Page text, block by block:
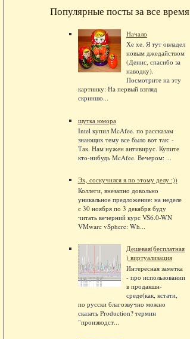
Популярные посты за все время
Начало
Хе хе. Я тут овладел
новым джедайством
(Денис, спасибо за
наводку).
Посмотрите на эту
картинку: На первый взгляд
скриншо...
шутка юмора
Intel купил McAfee. по рассказам
знающих тему все было вот так: -
Так. Нам нужен антивирус. Купите
кто-нибудь McAfee. Вечером: ...
Эх, соскучился я по этому делу :))
Коллеги, внезапно довольно
уникальное предложение: на неделе
с 30 ноября по 3 декабря буду
читать вечерний курс VS6.0-WN
VMware vSphere: Wh...
Дешевая(бесплатная
) виртуализация
Интересная заметка
- про использовании
в продакшн-
среде(как, кстати,
по русски благозвучно можно
сказать Production? термин
"производст...